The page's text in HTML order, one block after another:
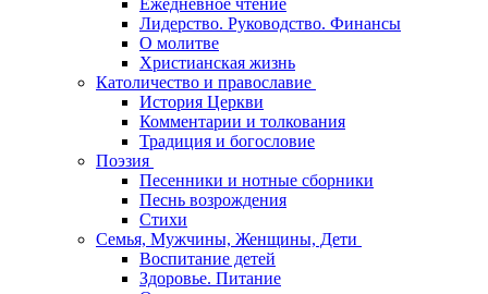
Ежедневное чтение
Лидерство. Руководство. Финансы
О молитве
Христианская жизнь
Католичество и православие
История Церкви
Комментарии и толкования
Традиция и богословие
Поэзия
Песенники и нотные сборники
Песнь возрождения
Стихи
Семья, Мужчины, Женщины, Дети
Воспитание детей
Здоровье. Питание